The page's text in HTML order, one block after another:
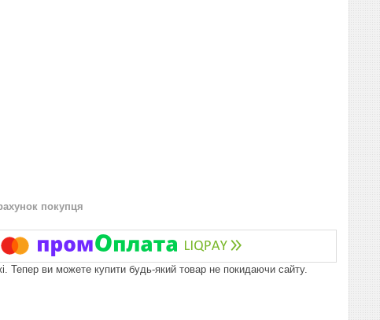
покупця
Тепер ви можете купити будь-який товар не покидаючи сайту.